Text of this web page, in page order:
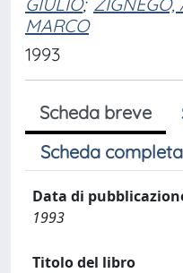
MARCO
1993
Scheda breve
Scheda
Data di
1993
Titolo del libro